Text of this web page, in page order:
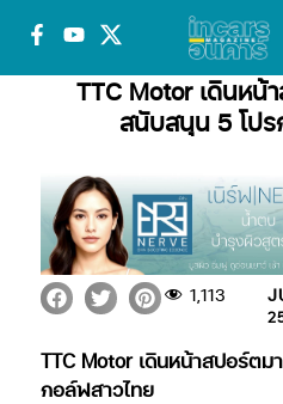
TTC Motor เดินหน้
สนับสนุน 5 โป
1,113
TTC Motor เดินหน้าสปอร์ต
กอล์ฟสาวไทย